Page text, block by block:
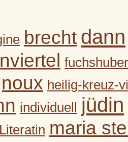
brecht dann
fuchshuber
heilig-kreuz-
individuell jüdin
Literatin maria